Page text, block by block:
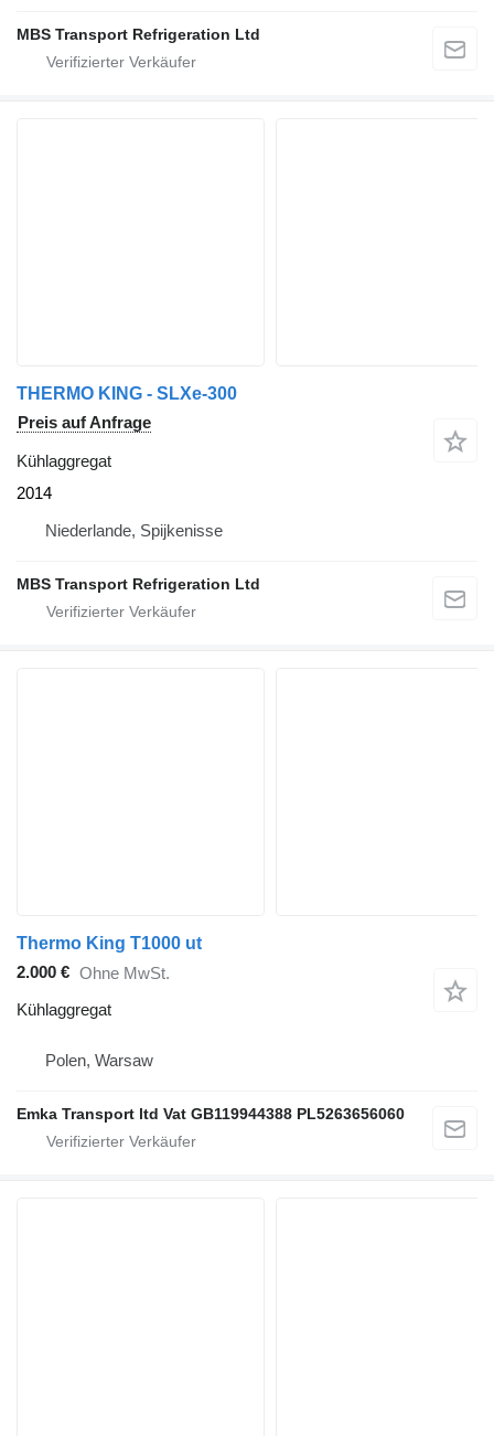
MBS Transport Refrigeration Ltd
THERMO KING - SLXe-300
Preis auf Anfrage
Kühlaggregat
2014
Niederlande, Spijkenisse
MBS Transport Refrigeration Ltd
Thermo King T1000 ut
2.000 € Ohne MwSt.
Kühlaggregat
Polen, Warsaw
Emka Transport ltd Vat GB119944388 PL5263656060